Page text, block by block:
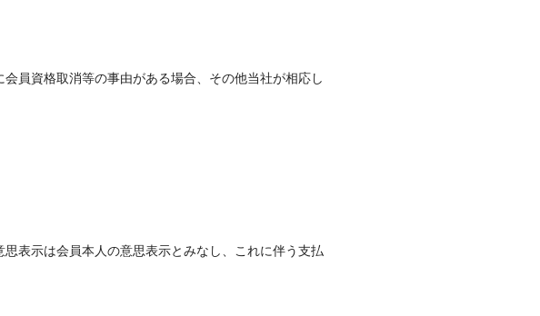
員資格取消等の事由がある場合、その他当社が相応し
表示は会員本人の意思表示とみなし、これに伴う支払